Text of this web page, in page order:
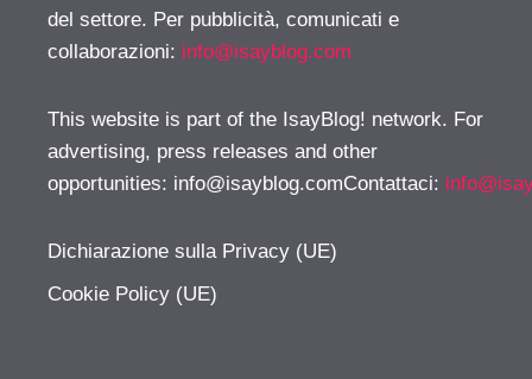
del settore. Per pubblicità, comunicati e
collaborazioni: info@isayblog.com
This website is part of the IsayBlog! network. For
advertising, press releases and other
opportunities: info@isayblog.comContattaci:
Dichiarazione sulla Privacy (UE)
Cookie Policy (UE)